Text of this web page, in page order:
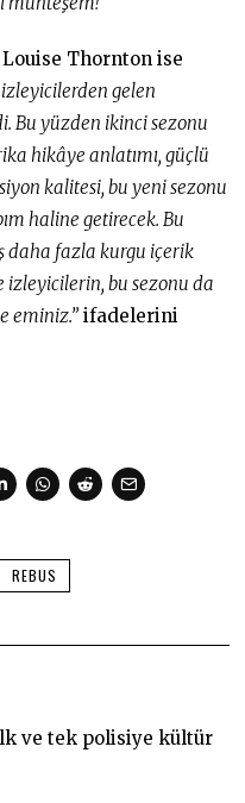
Thornton ise
gelen
Bu yüzden ikinci sezonu
hikâye anlatımı, güçlü
kalitesi, bu yeni sezonu
haline getirecek. Bu
daha fazla kurgu içerik
izleyicilerin, bu sezonu da
eminiz.” ifadelerini
REBUS
ve tek polisiye kültür